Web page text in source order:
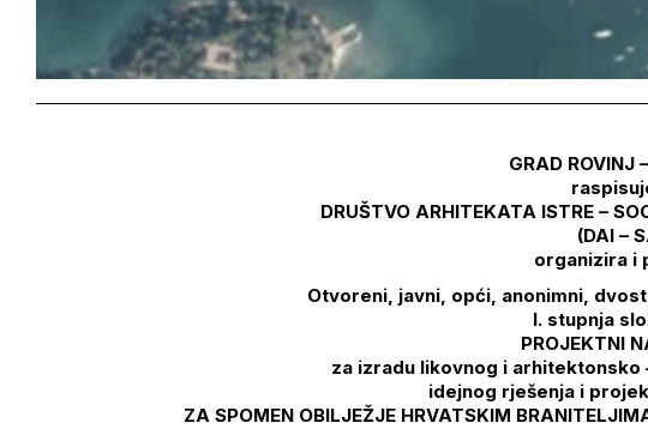
GRAD ROVINJ
DRUŠTVO ARHITEKATA ISTRE –
(DAI –
organizira i
Otvoreni, javni, opći, anonimni,
I. stupnja
PROJEKTNI
za izradu likovnog i
idejnog rješenja i
ZA SPOMEN OBILJEŽJE HRVATSKIM